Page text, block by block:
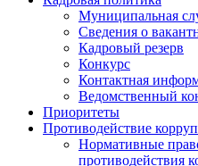
Муниципальная
Сведения о
Кадровый резерв
Конкурс
Контактная
Ведомственный
Приоритеты
Противодействие
Нормативные
противодействия